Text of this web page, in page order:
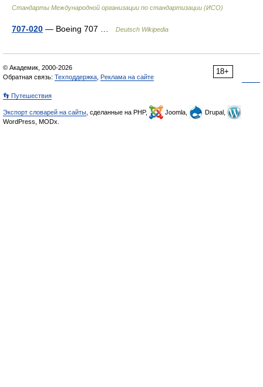
Стандарты Международной организации по стандартизации (ИСО)
707-020 — Boeing 707 … Deutsch Wikipedia
18+
© Академик, 2000-2026
Обратная связь: Техподдержка Реклама на сайте
👣 Путешествия
Экспорт словарей на сайты , сделанные на PHP, Joomla,
Drupal,
WordPress, MODx.